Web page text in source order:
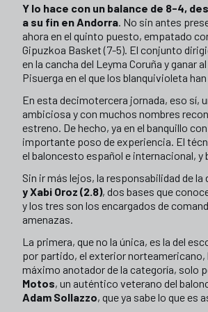
Y lo hace con un balance de 8-4,
a su fin en Andorra. No sin antes
ahora en el quinto puesto, empatado
Gipuzkoa Basket (7-5). El conjunto
en la cancha del Leyma Coruña y ganar
Pisuerga en el que los blanquivioleta
En esta decimotercera jornada, eso sí,
ambiciosa y con muchos nombres
estreno. De hecho, ya en el banquillo
importante poso de experiencia. El
el baloncesto español e internacional, y
Sin ir más lejos, la responsabilidad de la
y Xabi Oroz (2.8), dos bases que
y los tres son los encargados de
amenazas.
La primera, que no la única, es la del
por partido, el exterior norteamericano,
máximo anotador de la categoría, solo
Motos, un auténtico veterano del
Adam Sollazzo, que ya sabe lo que es